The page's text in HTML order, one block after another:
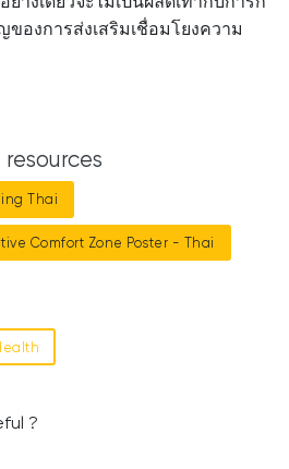
องการส่งเสริมเชื่อมโยงความ
Thai
Comfort Zone Poster - Thai
?